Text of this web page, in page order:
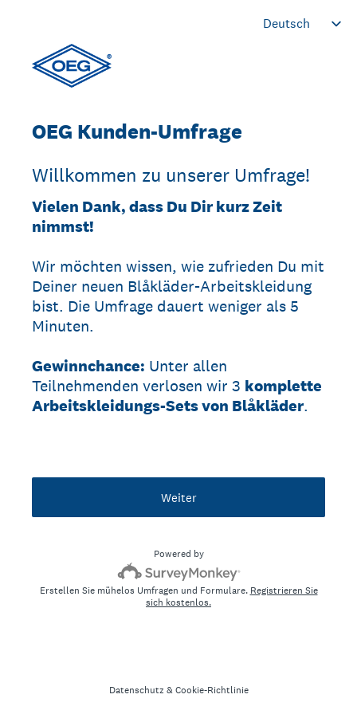
OEG Kunden-Umfrage
Willkommen zu unserer Umfrage!
Vielen Dank, dass Du Dir kurz Zeit
nimmst!
Wir möchten wissen, wie zufrieden Du mit
Deiner neuen Blåkläder-Arbeitskleidung
bist. Die Umfrage dauert weniger als 5
Minuten.
Gewinnchance: Unter allen
Teilnehmenden verlosen wir 3 komplette
Arbeitskleidungs-Sets von Blåkläder.
Weiter
Powered by
Erstellen Sie mühelos Umfragen und Formulare. Registrieren Sie
sich kostenlos.
Datenschutz & Cookie-Richtlinie